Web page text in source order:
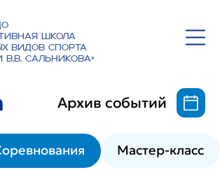
школа
видов спорта
В.В. Сальникова»
Архив событий
Мастер-класс